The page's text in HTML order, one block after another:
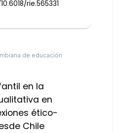
rie.565331
de educación
en la
en
ético-
Chile